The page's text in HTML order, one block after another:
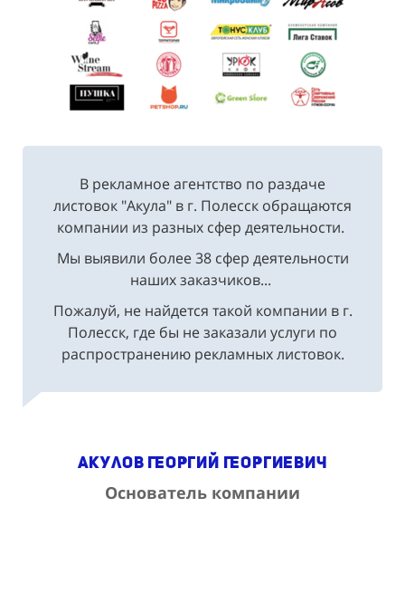
В рекламное агентство по раздаче
листовок "Акула" в г. Полесск обращаются
компании из разных сфер деятельности.
Мы выявили более 38 сфер деятельности
наших заказчиков...
Пожалуй, не найдется такой компании в г.
Полесск, где бы не заказали услуги по
распространению рекламных листовок.
Акулов Георгий Георгиевич
Основатель компании